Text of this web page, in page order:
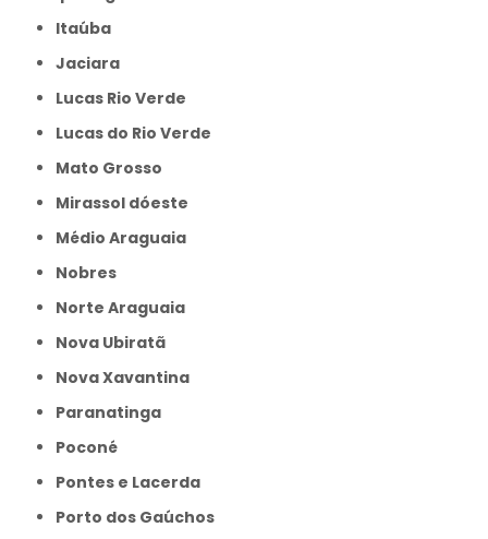
Itaúba
Jaciara
Lucas Rio Verde
Lucas do Rio Verde
Mato Grosso
Mirassol dóeste
Médio Araguaia
Nobres
Norte Araguaia
Nova Ubiratã
Nova Xavantina
Paranatinga
Poconé
Pontes e Lacerda
Porto dos Gaúchos